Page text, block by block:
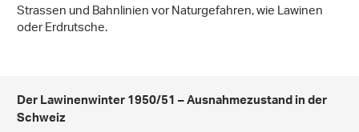
Strassen und Bahnlinien vor Naturgefahren, wie Lawinen
oder Erdrutsche.
Der Lawinenwinter 1950/51 – Ausnahmezustand in der
Schweiz